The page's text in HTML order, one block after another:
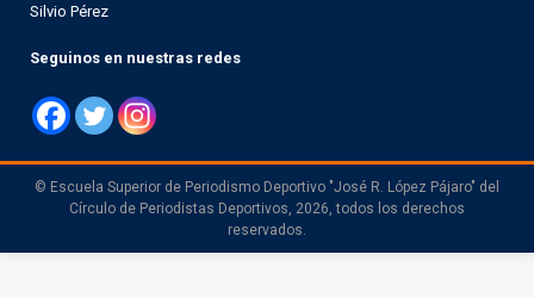
Silvio Pérez
Seguinos en nuestras redes
© Escuela Superior de Periodismo Deportivo "José R. López Pájaro" del
Círculo de Periodistas Deportivos, 2026, todos los derechos
reservados.